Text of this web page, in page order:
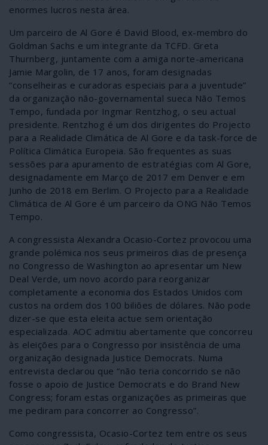
enormes lucros nesta área.
Um parceiro de Al Gore é David Blood, ex-membro do
Goldman Sachs e um integrante da TCFD. Greta
Thurnberg, juntamente com a amiga norte-americana
Jamie Margolin, de 17 anos, foram designadas
“conselheiras e curadoras especiais para a juventude”
da organização não-governamental sueca Não Temos
Tempo, fundada por Ingmar Rentzhog, o seu actual
presidente. Rentzhog é um dos dirigentes do Projecto
para a Realidade Climática de Al Gore e da task-force de
Política Climática Europeia. São frequentes as suas
sessões para apuramento de estratégias com Al Gore,
designadamente em Março de 2017 em Denver e em
Junho de 2018 em Berlim. O Projecto para a Realidade
Climática de Al Gore é um parceiro da ONG Não Temos
Tempo.
A congressista Alexandra Ocasio-Cortez provocou uma
grande polémica nos seus primeiros dias de presença
no Congresso de Washington ao apresentar um New
Deal Verde, um novo acordo para reorganizar
completamente a economia dos Estados Unidos com
custos na ordem dos 100 biliões de dólares. Não pode
dizer-se que esta eleita actue sem orientação
especializada. AOC admitiu abertamente que concorreu
às eleições para o Congresso por insistência de uma
organização designada Justice Democrats. Numa
entrevista declarou que “não teria concorrido se não
fosse o apoio de Justice Democrats e do Brand New
Congress; foram estas organizações as primeiras que
me pediram para concorrer ao Congresso”.
Como congressista, Ocasio-Cortez tem entre os seus